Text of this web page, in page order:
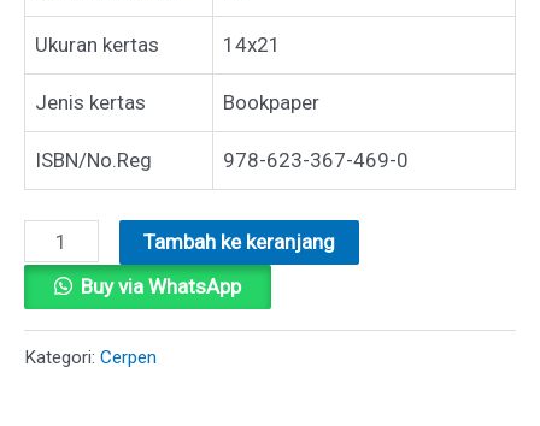
Ukuran kertas 14x21
Jenis kertas Bookpaper
ISBN/No.Reg 978-623-367-469-0
Kuantitas
CERITA
BAHAGIA
KELUARGA
Tambah ke keranjang
Buy via WhatsApp
Kategori: Cerpen